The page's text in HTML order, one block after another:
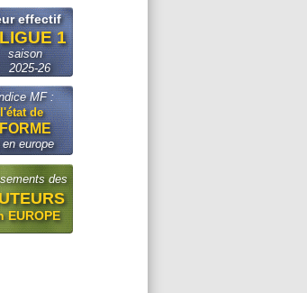
effectif
LIGUE 1
saison
2025-26
MF :
l'état de
FORME
europe
des
EUROPE